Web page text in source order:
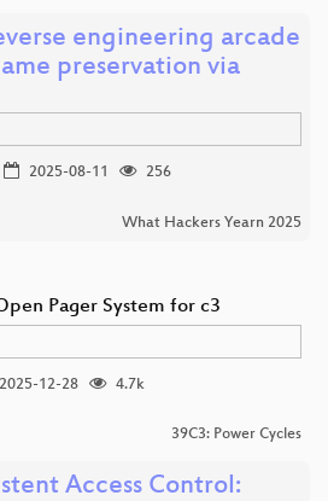
engineering arcade
preservation via
2025-08-11
256
What Hackers Yearn 2025
Pager System for c3
2025-12-28
4.7k
39C3: Power Cycles
Access Control: